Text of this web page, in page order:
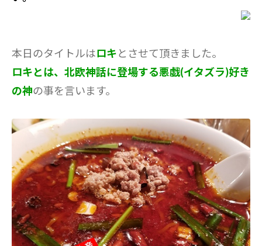
本日のタイトルはロキとさせて頂きました。
ロキとは、北欧神話に登場する悪戯(イタズラ)好き
の神の事を言います。